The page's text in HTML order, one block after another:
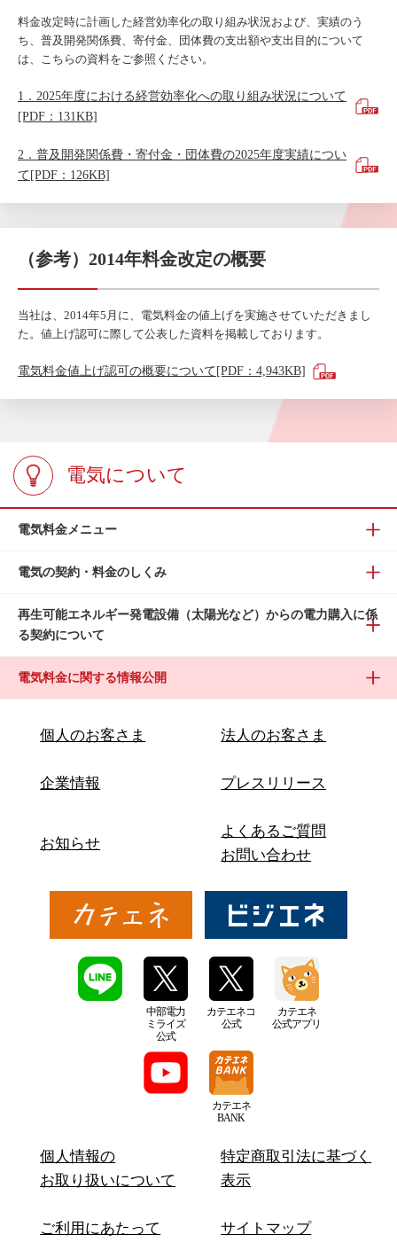
料金改定時に計画した経営効率化の取り組み状況および、実績のう
ち、普及開発関係費、寄付金、団体費の支出額や支出目的について
は、こちらの資料をご参照ください。
1．2025年度における経営効率化への取り組み状況について
[PDF：131KB]
2．普及開発関係費・寄付金・団体費の2025年度実績につい
て[PDF：126KB]
（参考）2014年料金改定の概要
当社は、2014年5月に、電気料金の値上げを実施させていただきまし
た。値上げ認可に際して公表した資料を掲載しております。
電気料金値上げ認可の概要について[PDF：4,943KB]
電気について
電気料金メニュー
電気の契約・料金のしくみ
再生可能エネルギー発電設備（太陽光など）からの電力購入に係
る契約について
電気料金に関する情報公開
個人のお客さま 法人のお客さま
企業情報 プレスリリース
お知らせ
よくあるご質問
お問い合わせ
中部電力
ミライズ
公式
カテエネコ
公式
カテエネ
公式アプリ
カテエネ
BANK
個人情報の
お取り扱いについて
特定商取引法に基づく
表示
ご利用にあたって サイトマップ